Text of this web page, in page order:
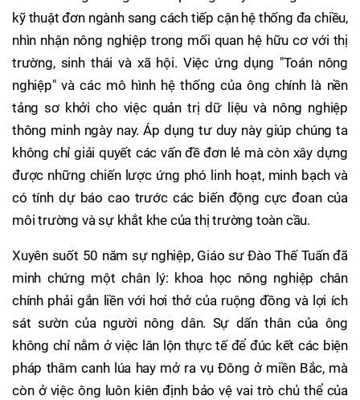
kỹ thuật đơn ngành sang cách tiếp cận hệ thống đa chiều,
nhìn nhận nông nghiệp trong mối quan hệ hữu cơ với thị
trường, sinh thái và xã hội. Việc ứng dụng "Toán nông
nghiệp" và các mô hình hệ thống của ông chính là nền
tảng sơ khởi cho việc quản trị dữ liệu và nông nghiệp
thông minh ngày nay. Áp dụng tư duy này giúp chúng ta
không chỉ giải quyết các vấn đề đơn lẻ mà còn xây dựng
được những chiến lược ứng phó linh hoạt, minh bạch và
có tính dự báo cao trước các biến động cực đoan của
môi trường và sự khắt khe của thị trường toàn cầu.
Xuyên suốt 50 năm sự nghiệp, Giáo sư Đào Thế Tuấn đã
minh chứng một chân lý: khoa học nông nghiệp chân
chính phải gắn liền với hơi thở của ruộng đồng và lợi ích
sát sườn của người nông dân. Sự dấn thân của ông
không chỉ nằm ở việc lăn lộn thực tế để đúc kết các biện
pháp thâm canh lúa hay mở ra vụ Đông ở miền Bắc, mà
còn ở việc ông luôn kiên định bảo vệ vai trò chủ thể của